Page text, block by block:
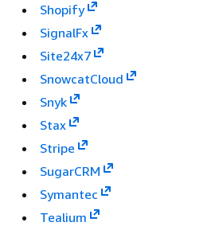
Shopify
SignalFx
Site24x7
SnowcatCloud
Snyk
Stax
Stripe
SugarCRM
Symantec
Tealium